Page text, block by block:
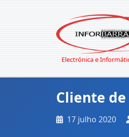
Electrónica e
Cliente de
17 julho 2020